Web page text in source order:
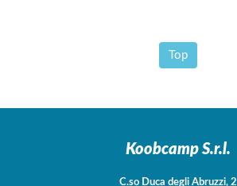
Top
Koobcamp S.r.l.
C.so Duca degli Abruzzi, 2